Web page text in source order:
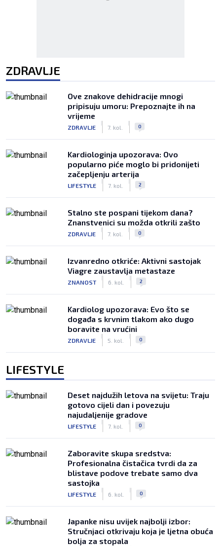
ZDRAVLJE
Ove znakove dehidracije mnogi
pripisuju umoru: Prepoznajte ih na
vrijeme
ZDRAVLJE 7. kol. 0
Kardiologinja upozorava: Ovo
popularno piće moglo bi pridonijeti
začepljenju arterija
LIFESTYLE 7. kol. 2
Stalno ste pospani tijekom dana?
Znanstvenici su možda otkrili zašto
ZDRAVLJE 7. kol. 0
Izvanredno otkriće: Aktivni sastojak
Viagre zaustavlja metastaze
ZNANOST 6. kol. 2
Kardiolog upozorava: Evo što se
događa s krvnim tlakom ako dugo
boravite na vrućini
ZDRAVLJE 5. kol. 0
LIFESTYLE
Deset najdužih letova na svijetu: Traju
gotovo cijeli dan i povezuju
najudaljenije gradove
LIFESTYLE 7. kol. 0
Zaboravite skupa sredstva:
Profesionalna čistačica tvrdi da za
blistave podove trebate samo dva
sastojka
LIFESTYLE 6. kol. 0
Japanke nisu uvijek najbolji izbor:
Stručnjaci otkrivaju koja je ljetna obuća
bolja za stopala